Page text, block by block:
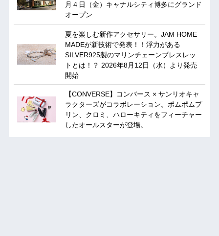
月４日（金）キャナルシティ博多にグランド
オープン
夏を楽しむ新作アクセサリー。JAM HOME
MADEが新技術で発表！！浮力がある
SILVER925製のマリンチェーンブレスレッ
トとは！？ 2026年8月12日（水）より発売
開始
【CONVERSE】コンバース × サンリオキャ
ラクターズがコラボレーション。ポムポムプ
リン、クロミ、ハローキティをフィーチャー
したオールスターが登場。